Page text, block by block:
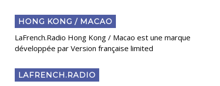
HONG KONG / MACAO
LaFrench.Radio Hong Kong / Macao est une marque
développée par Version française limited
LAFRENCH.RADIO